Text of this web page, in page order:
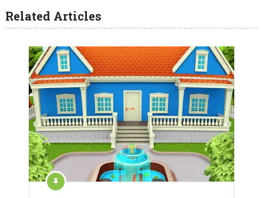
Related Articles